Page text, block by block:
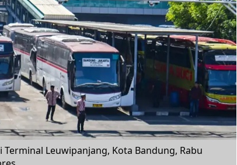
Leuwipanjang, Kota Bandung, Rabu